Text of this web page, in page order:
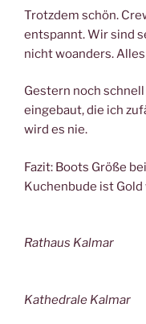
Trotzdem schön.
entspannt. Wir sind
nicht woanders.
Gestern noch
eingebaut, die ich
wird es nie.
Fazit: Boots Größe
Kuchenbude ist Gold
Rathaus Kalmar
Kathedrale Kalmar